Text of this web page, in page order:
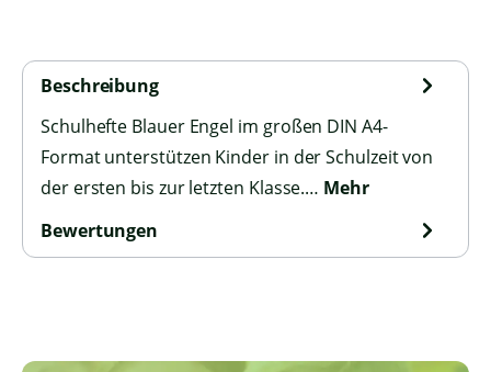
Beschreibung
Schulhefte Blauer Engel im großen DIN A4-
Format unterstützen Kinder in der Schulzeit von
der ersten bis zur letzten Klasse.… Mehr
Bewertungen